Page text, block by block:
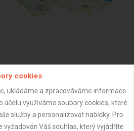
cookies
ukládáme a zpracováváme informace
účelu využíváme soubory cookies, které
služby a personalizovat nabídky. Pro
vyžadován Váš souhlas, který vyjádříte